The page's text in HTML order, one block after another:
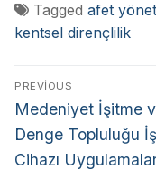
Tagged afet
kentsel dirençlilik
PREVIOUS
Medeniyet İşitme
Denge Topluluğu
Cihazı